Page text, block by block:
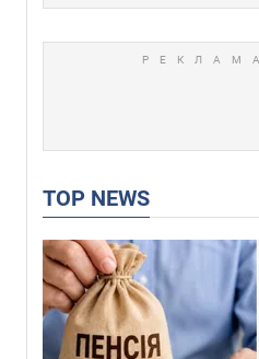
TOP NEWS